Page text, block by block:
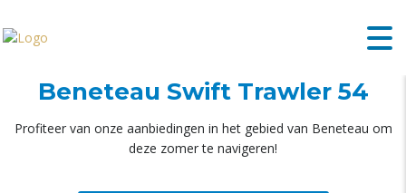
Beneteau Swift Trawler 54
Profiteer van onze aanbiedingen in het gebied van Beneteau om
deze zomer te navigeren!